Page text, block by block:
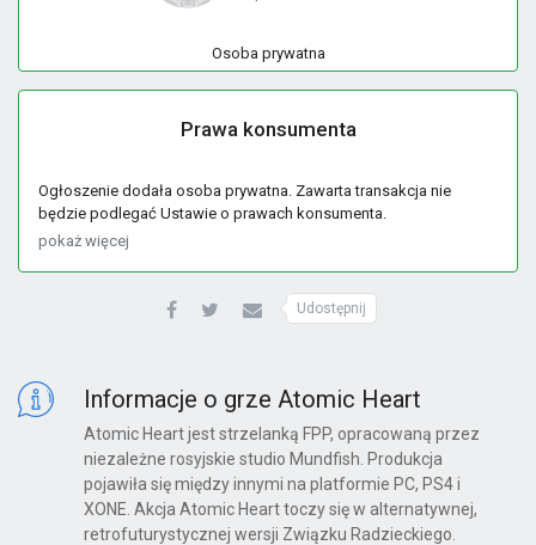
Osoba prywatna
Prawa konsumenta
Ogłoszenie dodała osoba prywatna. Zawarta transakcja nie
będzie podlegać Ustawie o prawach konsumenta.
pokaż więcej
Udostępnij
Informacje o grze Atomic Heart
Atomic Heart jest strzelanką FPP, opracowaną przez
niezależne rosyjskie studio Mundfish. Produkcja
pojawiła się między innymi na platformie PC, PS4 i
XONE. Akcja Atomic Heart toczy się w alternatywnej,
retrofuturystycznej wersji Związku Radzieckiego.